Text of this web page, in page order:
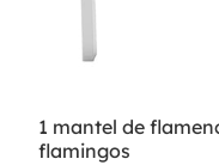
1 mantel de
flamingos